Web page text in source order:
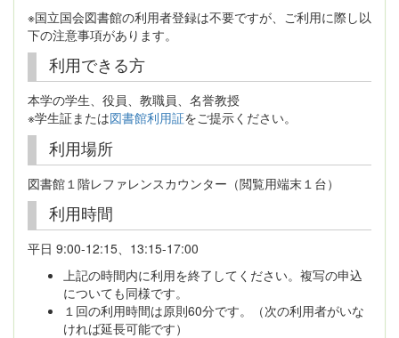
※国立国会図書館の利用者登録は不要ですが、ご利用に際し以
下の注意事項があります。
利用できる方
本学の学生、役員、教職員、名誉教授
※学生証または図書館利用証をご提示ください。
利用場所
図書館１階レファレンスカウンター（閲覧用端末１台）
利用時間
平日 9:00-12:15、13:15-17:00
上記の時間内に利用を終了してください。複写の申込
についても同様です。
１回の利用時間は原則60分です。（次の利用者がいな
ければ延長可能です）